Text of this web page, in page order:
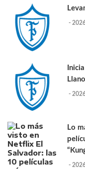
-
Llano
-
Lo
-